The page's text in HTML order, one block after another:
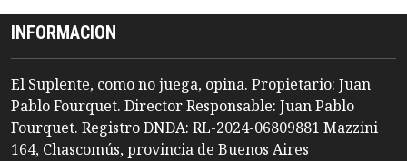
INFORMACION
El Suplente, como no juega, opina. Propietario: Juan
Pablo Fourquet. Director Responsable: Juan Pablo
Fourquet. Registro DNDA: RL-2024-06809881 Mazzini
164, Chascomús, provincia de Buenos Aires